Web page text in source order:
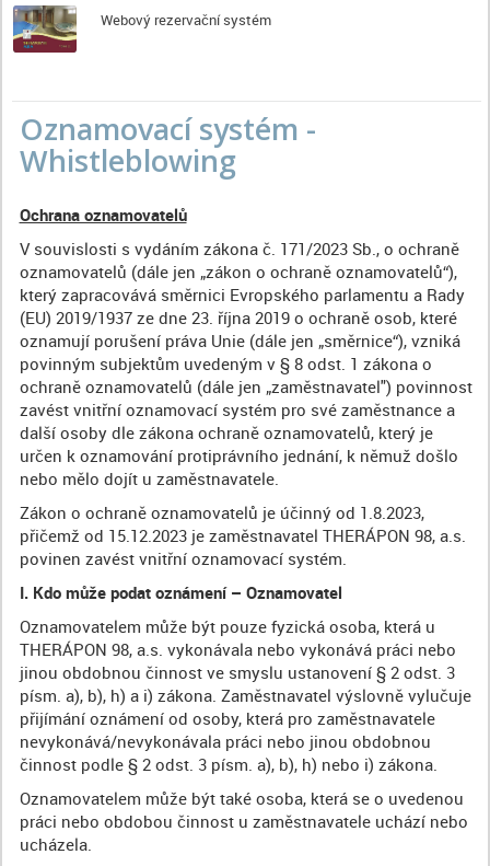
Webový rezervační systém
Oznamovací systém -
Whistleblowing
Ochrana oznamovatelů
V souvislosti s vydáním zákona č. 171/2023 Sb., o ochraně
oznamovatelů (dále jen „zákon o ochraně oznamovatelů“),
který zapracovává směrnici Evropského parlamentu a Rady
(EU) 2019/1937 ze dne 23. října 2019 o ochraně osob, které
oznamují porušení práva Unie (dále jen „směrnice“), vzniká
povinným subjektům uvedeným v § 8 odst. 1 zákona o
ochraně oznamovatelů (dále jen „zaměstnavatel") povinnost
zavést vnitřní oznamovací systém pro své zaměstnance a
další osoby dle zákona ochraně oznamovatelů, který je
určen k oznamování protiprávního jednání, k němuž došlo
nebo mělo dojít u zaměstnavatele.
Zákon o ochraně oznamovatelů je účinný od 1.8.2023,
přičemž od 15.12.2023 je zaměstnavatel THERÁPON 98, a.s.
povinen zavést vnitřní oznamovací systém.
I. Kdo může podat oznámení – Oznamovatel
Oznamovatelem může být pouze fyzická osoba, která u
THERÁPON 98, a.s. vykonávala nebo vykonává práci nebo
jinou obdobnou činnost ve smyslu ustanovení § 2 odst. 3
písm. a), b), h) a i) zákona. Zaměstnavatel výslovně vylučuje
přijímání oznámení od osoby, která pro zaměstnavatele
nevykonává/nevykonávala práci nebo jinou obdobnou
činnost podle § 2 odst. 3 písm. a), b), h) nebo i) zákona.
Oznamovatelem může být také osoba, která se o uvedenou
práci nebo obdobou činnost u zaměstnavatele uchází nebo
ucházela.